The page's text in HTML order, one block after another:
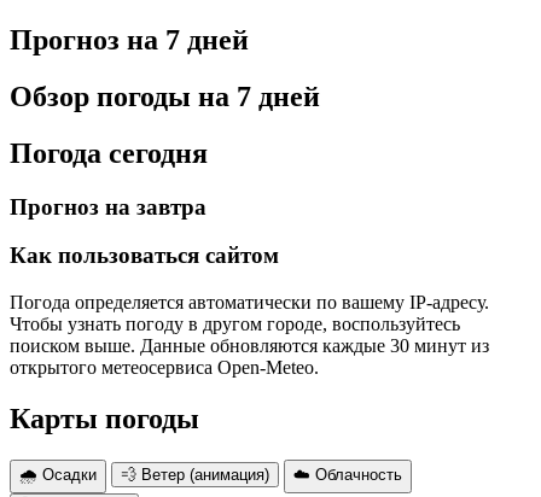
Прогноз на 7 дней
Обзор погоды на 7 дней
Погода сегодня
Прогноз на завтра
Как пользоваться сайтом
Погода определяется автоматически по вашему IP-адресу.
Чтобы узнать погоду в другом городе, воспользуйтесь
поиском выше. Данные обновляются каждые 30 минут из
открытого метеосервиса Open-Meteo.
Карты погоды
🌧 Осадки 💨 Ветер (анимация)
☁️ Облачность